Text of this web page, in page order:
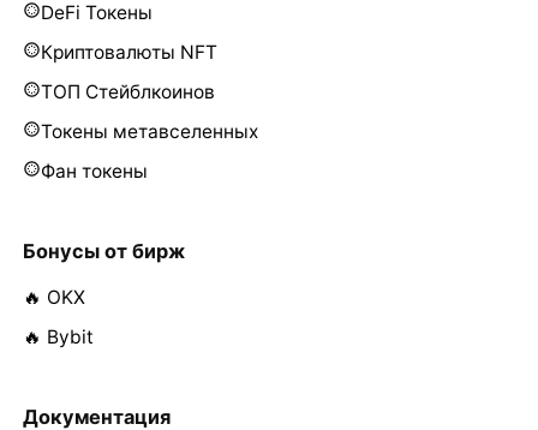
DeFi Токены
Криптовалюты NFT
ТОП Стейблкоинов
Токены метавселенных
Фан токены
Бонусы от бирж
🔥 OKX
🔥 Bybit
Документация